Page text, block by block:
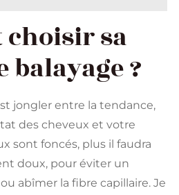
choisir sa
balayage ?
jongler entre la tendance,
des cheveux et votre
sont foncés, plus il faudra
doux, pour éviter un
abîmer la fibre capillaire. Je